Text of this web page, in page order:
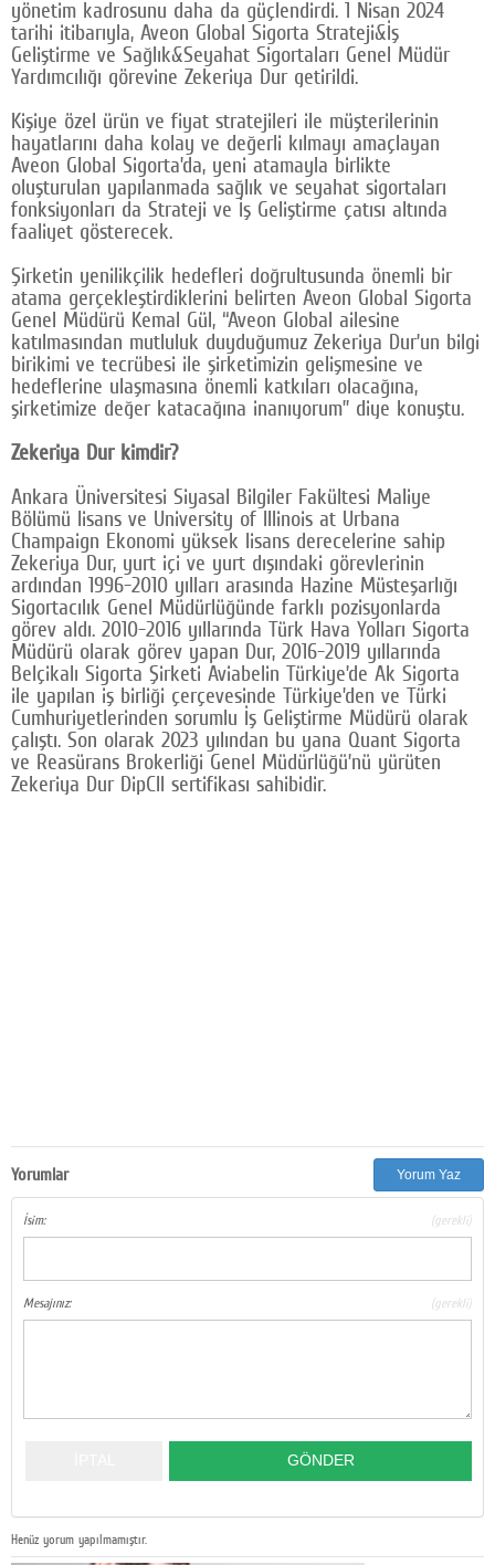
Facebook
Twitter
© 2026 TÜM HAKLARI SAKLIDIR
yönetim kadrosunu daha da güçlendirdi. 1 Nisan 2024
tarihi itibarıyla, Aveon Global Sigorta Strateji&İş
Geliştirme ve Sağlık&Seyahat Sigortaları Genel Müdür
Yardımcılığı görevine Zekeriya Dur getirildi.
Kişiye özel ürün ve fiyat stratejileri ile müşterilerinin
hayatlarını daha kolay ve değerli kılmayı amaçlayan
Aveon Global Sigorta’da, yeni atamayla birlikte
oluşturulan yapılanmada sağlık ve seyahat sigortaları
fonksiyonları da Strateji ve İş Geliştirme çatısı altında
faaliyet gösterecek.
Şirketin yenilikçilik hedefleri doğrultusunda önemli bir
atama gerçekleştirdiklerini belirten Aveon Global Sigorta
Genel Müdürü Kemal Gül, “Aveon Global ailesine
katılmasından mutluluk duyduğumuz Zekeriya Dur’un bilgi
birikimi ve tecrübesi ile şirketimizin gelişmesine ve
hedeflerine ulaşmasına önemli katkıları olacağına,
şirketimize değer katacağına inanıyorum” diye konuştu.
Zekeriya Dur kimdir?
Ankara Üniversitesi Siyasal Bilgiler Fakültesi Maliye
Bölümü lisans ve University of Illinois at Urbana
Champaign Ekonomi yüksek lisans derecelerine sahip
Zekeriya Dur, yurt içi ve yurt dışındaki görevlerinin
ardından 1996-2010 yılları arasında Hazine Müsteşarlığı
Sigortacılık Genel Müdürlüğünde farklı pozisyonlarda
görev aldı. 2010-2016 yıllarında Türk Hava Yolları Sigorta
Müdürü olarak görev yapan Dur, 2016-2019 yıllarında
Belçikalı Sigorta Şirketi Aviabelin Türkiye’de Ak Sigorta
ile yapılan iş birliği çerçevesinde Türkiye’den ve Türki
Cumhuriyetlerinden sorumlu İş Geliştirme Müdürü olarak
çalıştı. Son olarak 2023 yılından bu yana Quant Sigorta
ve Reasürans Brokerliği Genel Müdürlüğü’nü yürüten
Zekeriya Dur DipCII sertifikası sahibidir.
Yorumlar Yorum Yaz
İsim: (gerekli)
Mesajınız: (gerekli)
Henüz yorum yapılmamıştır.